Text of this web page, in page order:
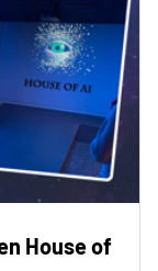
House of